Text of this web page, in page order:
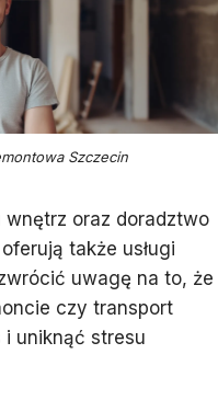
Szczecin
oraz doradztwo
także usługi
uwagę na to, że
czy transport
i uniknąć stresu